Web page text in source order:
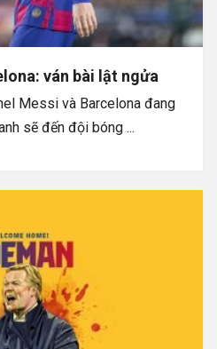
ván bài lật ngửa
Messi và Barcelona đang
sẽ đến đội bóng ...